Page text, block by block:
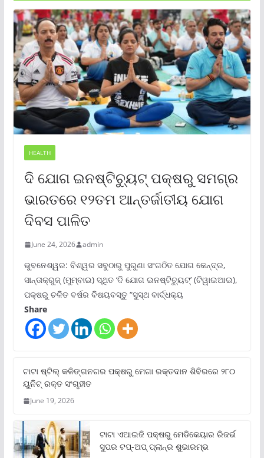
HEALTH
ଦି ଯୋଗ ଇନଷ୍ଟିଚ୍ୟୁଟ୍ ପକ୍ଷରୁ ସମଗ୍ର
ଭାରତରେ ୧୨ତମ ଆନ୍ତର୍ଜାତୀୟ ଯୋଗ
ଦିବସ ପାଳିତ
June 24, 2026 admin
ଭୁବନେଶ୍ୱର: ବିଶ୍ୱର ସବୁଠାରୁ ପୁରୁଣା ସଂଗଠିତ ଯୋଗ କେନ୍ଦ୍ର,
ସାନ୍ତାକ୍ରୁଜ୍ (ମୁମ୍ବାଇ) ସ୍ଥିତ ‘ଦି ଯୋଗ ଇନଷ୍ଟିଚ୍ୟୁଟ୍‌’ (ଟିୱାଇଆଇ),
ପକ୍ଷରୁ ଚଳିତ ବର୍ଷର ବିଷୟବସ୍ତୁ “ସୁସ୍ଥ ବାର୍ଦ୍ଧକ୍ୟ
Share
ଟାଟା ଷ୍ଟିଲ୍‌ କଳିଙ୍ଗନଗର ପକ୍ଷରୁ ମେଗା ରକ୍ତଦାନ ଶିବିରରେ ୨୮୦
ୟୁନିଟ୍‌ ରକ୍ତ ସଂଗୃହୀତ
June 19, 2026
ଟାଟା ଏଆଇଜି ପକ୍ଷରୁ ମେଡିକେୟାର ରିଜର୍ଭ
ସୁପର ଟପ୍‌-ଅପ୍ ପ୍ଲାନ୍‌ର ଶୁଭାରମ୍ଭ